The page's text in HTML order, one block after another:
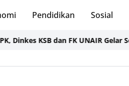
Pendidikan Sosial
KSB dan FK UNAIR Gelar